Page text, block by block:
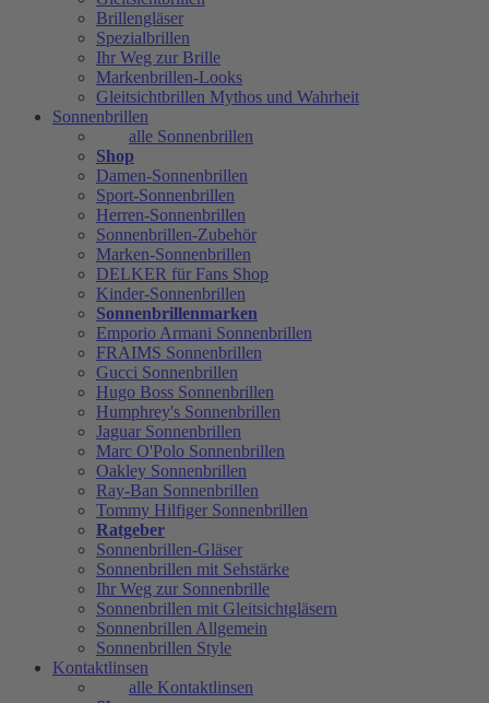
Brillengläser
Spezialbrillen
Ihr Weg zur Brille
Markenbrillen-Looks
Gleitsichtbrillen Mythos und Wahrheit
Sonnenbrillen
alle Sonnenbrillen
Shop
Damen-Sonnenbrillen
Sport-Sonnenbrillen
Herren-Sonnenbrillen
Sonnenbrillen-Zubehör
Marken-Sonnenbrillen
DELKER für Fans Shop
Kinder-Sonnenbrillen
Sonnenbrillenmarken
Emporio Armani Sonnenbrillen
FRAIMS Sonnenbrillen
Gucci Sonnenbrillen
Hugo Boss Sonnenbrillen
Humphrey's Sonnenbrillen
Jaguar Sonnenbrillen
Marc O'Polo Sonnenbrillen
Oakley Sonnenbrillen
Ray-Ban Sonnenbrillen
Tommy Hilfiger Sonnenbrillen
Ratgeber
Sonnenbrillen-Gläser
Sonnenbrillen mit Sehstärke
Ihr Weg zur Sonnenbrille
Sonnenbrillen mit Gleitsichtgläsern
Sonnenbrillen Allgemein
Sonnenbrillen Style
Kontaktlinsen
alle Kontaktlinsen